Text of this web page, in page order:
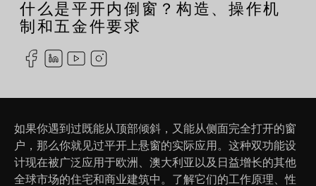
什么是平开内倒窗？构造、操作机
制和五金件要求
如果你遇到过既能从顶部倾斜，又能从侧面完全打开的窗
户，那么你就见过平开上悬窗的实际应用。这种双功能设
计现在被广泛应用于欧洲、澳大利亚以及日益增长的其他
全球市场的住宅和商业建筑中。了解它们的工作原理、性